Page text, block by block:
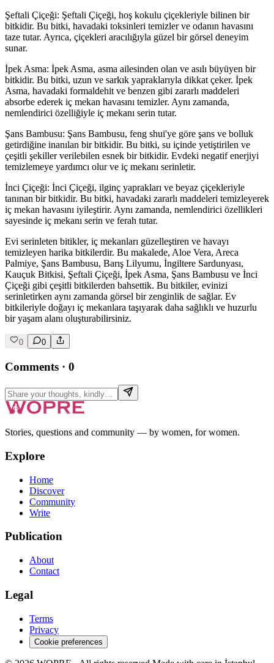
Şeftali Çiçeği: Şeftali Çiçeği, hoş kokulu çiçekleriyle bilinen bir
bitkidir. Bu bitki, havadaki toksinleri temizler ve odanın havasını
taze tutar. Ayrıca, çiçekleri aracılığıyla güzel bir görsel deneyim
sunar.
İpek Asma: İpek Asma, asma ailesinden olan ve asılı büyüyen bir
bitkidir. Bu bitki, uzun ve sarkık yapraklarıyla dikkat çeker. İpek
Asma, havadaki formaldehit ve benzen gibi zararlı maddeleri
absorbe ederek iç mekan havasını temizler. Aynı zamanda,
nemlendirici özelliğiyle iç mekanı serin tutar.
Şans Bambusu: Şans Bambusu, feng shui'ye göre şans ve bolluk
getirdiğine inanılan bir bitkidir. Bu bitki, su içinde yetiştirilen ve
çeşitli şekiller verilebilen esnek bir bitkidir. Evdeki negatif enerjiyi
temizlemeye yardımcı olur ve iç mekanı serinletir.
İnci Çiçeği: İnci Çiçeği, ilginç yaprakları ve beyaz çiçekleriyle
tanınan bir bitkidir. Bu bitki, havadaki zararlı maddeleri temizleyerek
iç mekan havasını iyileştirir. Aynı zamanda, nemlendirici özellikleri
sayesinde iç mekanı serin ve ferah tutar.
Evi serinleten bitikler, iç mekanları güzelleştiren ve havayı
temizleyen harika bitkilerdir. Bu makalede, Aloe Vera, Areca
Palmiye, Şans Bambusu, Barış Lilyumu, İngiltere Sardunyası,
Kauçuk Bitkisi, Şeftali Çiçeği, İpek Asma, Şans Bambusu ve İnci
Çiçeği gibi çeşitli bitkilerden bahsettik. Bu bitkiler, evinizi
serinletirken aynı zamanda görsel bir zenginlik de sağlar. Ev
bitkileriyle doğayı iç mekanlara taşıyarak daha sağlıklı ve huzurlu
bir yaşam alanı oluşturabilirsiniz.
0 0
Comments · 0
Stories, questions and community — by women, for women.
Explore
Home
Discover
Community
Write
Publication
About
Contact
Legal
Terms
Privacy
Cookie preferences